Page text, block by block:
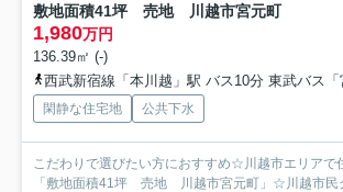
敷地面積41坪 売地 川越市宮元町
1,980万円
136.39㎡ (-)
西武新宿線「本川越」駅 バス10分 東武バス
閑静な住宅地 公共下水
こだわりで選びたい方におすすめ☆川越市エリアで
「敷地面積41坪 売地 川越市宮元町」☆川越市民